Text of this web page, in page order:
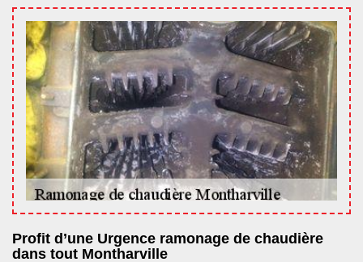
Profit d’une Urgence ramonage de chaudière
dans tout Montharville